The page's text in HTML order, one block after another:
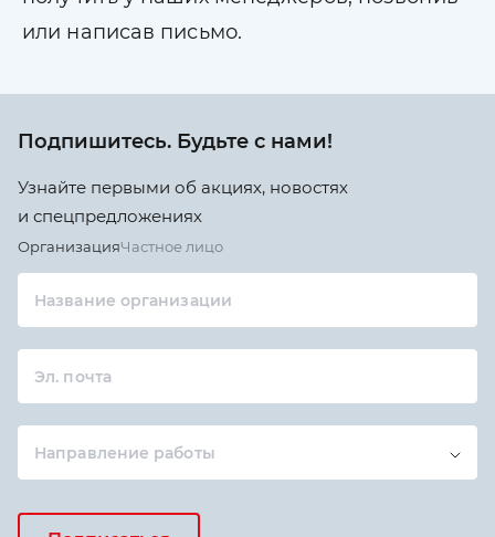
или написав письмо.
Подпишитесь. Будьте с нами!
Узнайте первыми об акциях, новостях
и спецпредложениях
ОрганизацияЧастное лицо
Название организации
Эл. почта
Направление работы